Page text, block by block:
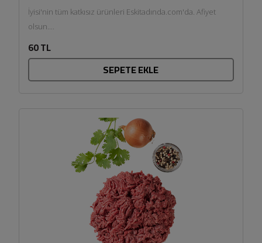
İyisi'nin tüm katkısız ürünleri Eskitadında.com'da. Afiyet
olsun....
60 TL
SEPETE EKLE